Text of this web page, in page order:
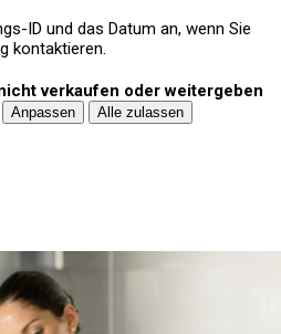
ID und das Datum an, wenn Sie
kontaktieren.
verkaufen oder weitergeben
Anpassen Alle zulassen